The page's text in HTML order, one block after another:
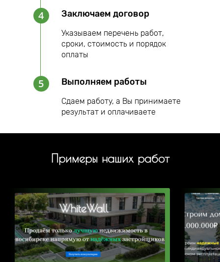
4 Заключаем договор
Указываем перечень работ,
сроки, стоимость и порядок
оплаты
5 Выполняем работы
Сдаем работу, а Вы принимаете
результат и оплачиваете
Примеры наших работ